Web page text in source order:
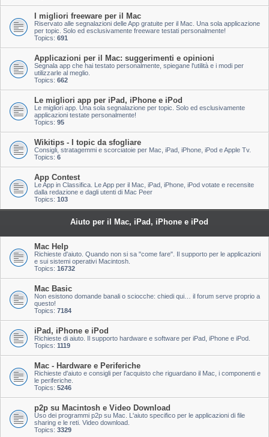
I migliori freeware per il Mac
Riservato alle segnalazioni delle App gratuite per il Mac. Una sola applicazione
per topic. Solo ed esclusivamente freeware testati personalmente!
Topics: 691
Applicazioni per il Mac: suggerimenti e opinioni
Segnala app che hai testato personalmente, spiegane l'utilità e i modi per
utilizzarle al meglio.
Topics: 662
Le migliori app per iPad, iPhone e iPod
Le migliori app. Una sola segnalazione per topic. Solo ed esclusivamente
applicazioni testate personalmente!
Topics: 95
Wikitips - I topic da sfogliare
Consigli, stratagemmi e scorciatoie per Mac, iPad, iPhone, iPod e Apple Tv.
Topics: 6
App Contest
Le App in Classifica. Le App per il Mac, iPad, iPhone, iPod votate e recensite
dalla redazione e dagli utenti di Mac Peer
Topics: 103
Aiuto per il Mac, iPad, iPhone e iPod
Mac Help
Richieste d'aiuto. Quando non si sa "come fare". Il supporto per le applicazioni
e sui sistemi operativi Macintosh.
Topics: 16732
Mac Basic
Non esistono domande banali o sciocche: chiedi qui… il forum serve proprio a
questo!
Topics: 7184
iPad, iPhone e iPod
Richieste di aiuto. Il supporto hardware e software per iPad, iPhone e iPod.
Topics: 1119
Mac - Hardware e Periferiche
Richieste d'aiuto e consigli per l'acquisto che riguardano il Mac, i componenti e
le periferiche.
Topics: 5246
p2p su Macintosh e Video Download
Uso dei programmi p2p su Mac. L'aiuto specifico per le applicazioni di file
sharing e le reti. Video download.
Topics: 3329